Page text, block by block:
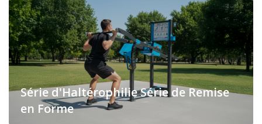
Série d'Haltérophilie Série de Remise
en Forme